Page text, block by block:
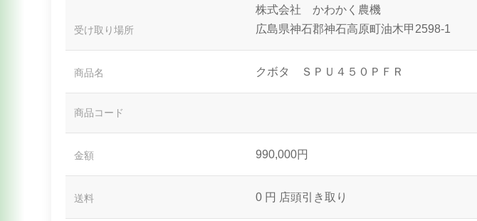
受け取り場所
株式会社 かわかく農機
広島県神石郡神石高原町油木甲2598-1
商品名 クボタ ＳＰＵ４５０ＰＦＲ
商品コード
金額 990,000円
送料 0 円 店頭引き取り